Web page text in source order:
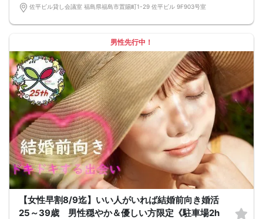
ただけません。 ・充電器の貸し出しは行っておりません。 【ご来場に際して】
渋滞や駐車場満車による遅刻が増えております。お車でお越しになる場合は開始
更されませんのでご安心ください。
佐平ビル貸し会議室 福島県福島市置賜町1-29 佐平ビル 9F903号室
男性先行中！
【女性早割8/9迄】いい人がいれば結婚前向き婚活
25～39歳 男性穏やか＆優しい方限定《駐車場2h